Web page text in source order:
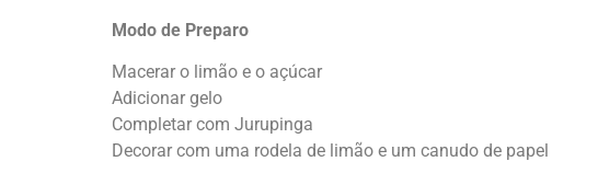
Modo de Preparo
Macerar o limão e o açúcar
Adicionar gelo
Completar com Jurupinga
Decorar com uma rodela de limão e um canudo de papel